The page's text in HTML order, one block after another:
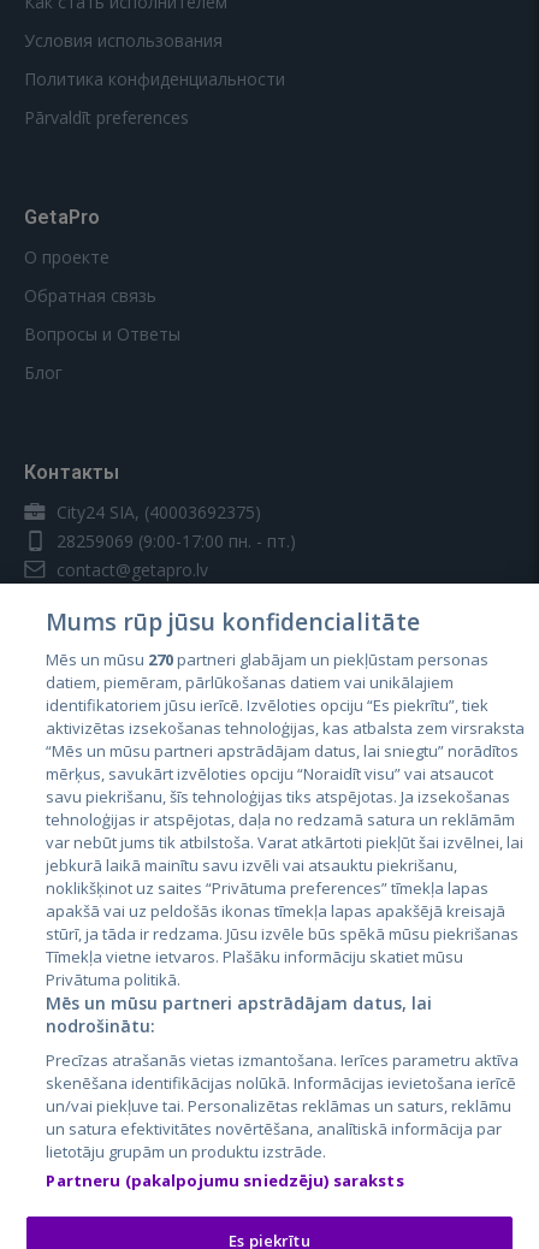
Условия использования
Политика конфиденциальности
Pārvaldīt preferences
GetaPro
О проекте
Обратная связь
Вопросы и Ответы
Блог
Контакты
City24 SIA, (40003692375)
28259069 (9:00-17:00 пн. - пт.)
contact@getapro.lv
Страны
Эстония
Латвия
Литва
City24.lv
City24.ee
GetaPro.lv
GetaPro.ee
Skelbiu.lt
Autoplius.lt
Aruodas.lt
CVbankas.lt
Kainos.lt
Paslaugos.lt
auto24.ee
Osta.ee
KuldneBörs.ee
Mums rūp jūsu konfidencialitāte
Mēs un mūsu 270partneri glabājam un piekļūstam personas
datiem, piemēram, pārlūkošanas datiem vai unikālajiem
identifikatoriem jūsu ierīcē. Izvēloties opciju “Es piekrītu”, tiek
aktivizētas izsekošanas tehnoloģijas, kas atbalsta zem virsraksta
“Mēs un mūsu partneri apstrādājam datus, lai sniegtu” norādītos
mērķus, savukārt izvēloties opciju “Noraidīt visu” vai atsaucot
savu piekrišanu, šīs tehnoloģijas tiks atspējotas. Ja izsekošanas
tehnoloģijas ir atspējotas, daļa no redzamā satura un reklāmām
var nebūt jums tik atbilstoša. Varat atkārtoti piekļūt šai izvēlnei, lai
jebkurā laikā mainītu savu izvēli vai atsauktu piekrišanu,
noklikšķinot uz saites “Privātuma preferences” tīmekļa lapas
apakšā vai uz peldošās ikonas tīmekļa lapas apakšējā kreisajā
stūrī, ja tāda ir redzama. Jūsu izvēle būs spēkā mūsu piekrišanas
Tīmekļa vietne ietvaros. Plašāku informāciju skatiet mūsu
Privātuma politikā.
Mēs un mūsu partneri apstrādājam datus, lai
nodrošinātu:
Precīzas atrašanās vietas izmantošana. Ierīces parametru aktīva
skenēšana identifikācijas nolūkā. Informācijas ievietošana ierīcē
un/vai piekļuve tai. Personalizētas reklāmas un saturs, reklāmu
un satura efektivitātes novērtēšana, analītiskā informācija par
lietotāju grupām un produktu izstrāde.
Partneru (pakalpojumu sniedzēju) saraksts
Es piekrītu